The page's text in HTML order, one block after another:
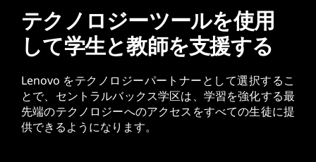
テクノロジーツールを使用
して学生と教師を支援する
Lenovo をテクノロジーパートナーとして選択するこ
とで、セントラルバックス学区は、学習を強化する最
先端のテクノロジーへのアクセスをすべての生徒に提
供できるようになります。